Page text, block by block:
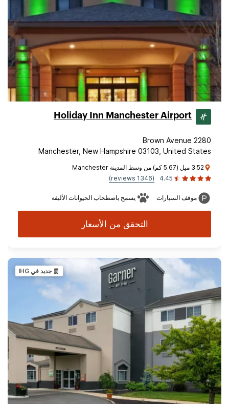
Holiday Inn Manchester Airport
2280 Brown Avenue
Manchester, New Hampshire 03103, United States
3.52 ميل (5.67 كم) من وسط المدينة Manchester
4.45
(1346 reviews)
موقف السيارات يسمح باصطحاب الحيوانات الأليفة
التحقق من الأسعار
جديد في IHG